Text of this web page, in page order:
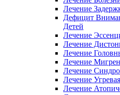
Лечение
Дефицит
Детей
Лечение
Лечение
Лечение
Лечение
Лечение
Лечение
Лечение